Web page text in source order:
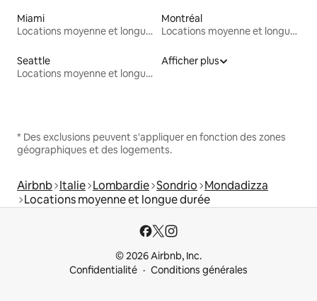
Miami
Locations moyenne et longue durée
Montréal
Locations moyenne et longue durée
Seattle
Locations moyenne et longue durée
Afficher plus
* Des exclusions peuvent s'appliquer en fonction des zones
géographiques et des logements.
Airbnb Italie Lombardie Sondrio Mondadizza
Locations moyenne et longue durée
© 2026 Airbnb, Inc.
Confidentialité
Conditions générales